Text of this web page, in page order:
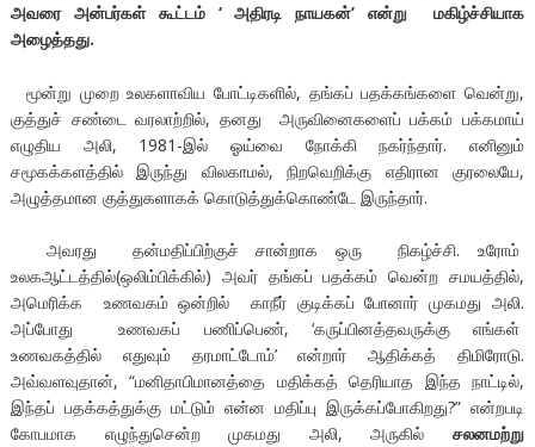
அவரை அன்பர்கள் கூட்டம் ‘ அதிரடி நாயகன்’ என்று மகிழ்ச்சியாக
அழைத்தது.
மூன்று முறை உலகளாவிய போட்டிகளில், தங்கப் பதக்கங்களை வென்று,
குத்துச் சண்டை வரலாற்றில், தனது அருவினைகளைப் பக்கம் பக்கமாய்
எழுதிய அலி, 1981-இல் ஓய்வை நோக்கி நகர்ந்தார். எனினும்
சமூகக்களத்தில் இருந்து விலகாமல், நிறவெறிக்கு எதிரான குரலையே,
அழுத்தமான குத்துகளாகக் கொடுத்துக்கொண்டே இருந்தார்.
அவரது தன்மதிப்பிற்குச் சான்றாக ஒரு நிகழ்ச்சி. உரோம்
உலகஆட்டத்தில்(ஒலிம்பிக்கில்) அவர் தங்கப் பதக்கம் வென்ற சமயத்தில்,
அமெரிக்க உணவகம் ஒன்றில் காநீர் குடிக்கப் போனார் முகமது அலி.
அப்போது உணவகப் பணிப்பெண், ‘கருப்பினத்தவருக்கு எங்கள்
உணவகத்தில் எதுவும் தரமாட்டோம்’ என்றார் ஆதிக்கத் திமிரோடு.
அவ்வளவுதான், “மனிதாபிமானத்தை மதிக்கத் தெரியாத இந்த நாட்டில்,
இந்தப் பதக்கத்துக்கு மட்டும் என்ன மதிப்பு இருக்கப்போகிறது?” என்றபடி
கோபமாக எழுந்துசென்ற முகமது அலி, அருகில்சலனமற்று